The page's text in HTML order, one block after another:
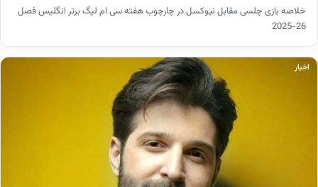
خلاصه بازی چلسی مقابل نیوکسل در چارچوب هفته سی ام لیگ برتر انگلیس فصل
26-2025
اخبار